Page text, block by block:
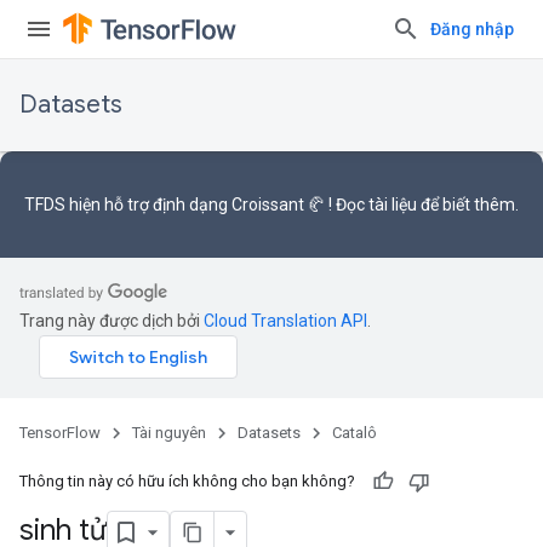
Đăng nhập
Datasets
TFDS hiện hỗ trợđịnh dạng Croissant 🥐 ! Đọctài liệu để biết thêm.
Trang này được dịch bởi Cloud Translation API
TensorFlow Tài nguyên Datasets Catalô
Thông tin này có hữu ích không cho bạn không?
sinh tử